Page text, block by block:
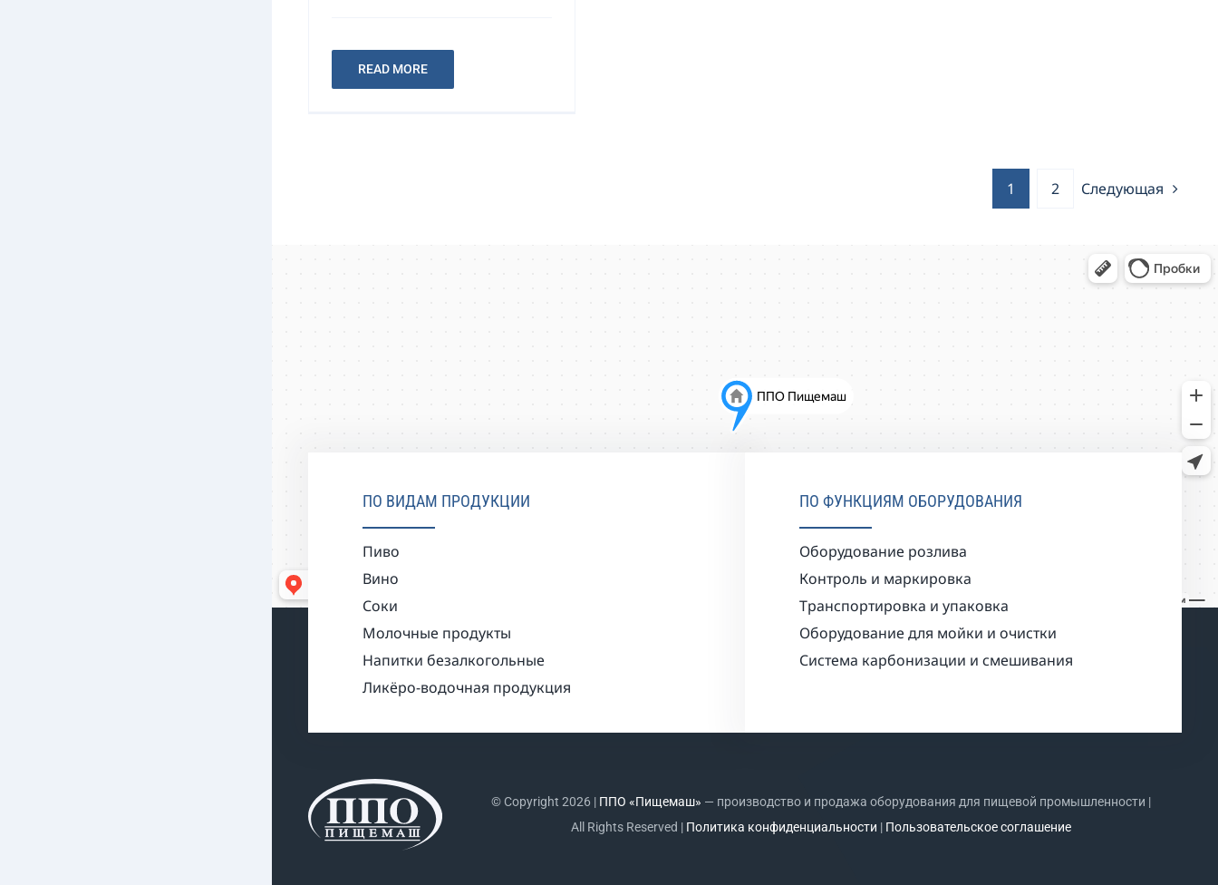
READ MORE
1 2 Следующая
ПО ВИДАМ ПРОДУКЦИИ
Пиво
Вино
Соки
Молочные продукты
Напитки безалкогольные
Ликёро-водочная продукция
ПО ФУНКЦИЯМ ОБОРУДОВАНИЯ
Оборудование розлива
Контроль и маркировка
Транспортировка и упаковка
Оборудование для мойки и очистки
Система карбонизации и смешивания
© Copyright 2026 | ППО «Пищемаш» — производство и продажа оборудования для пищевой промышленности |
All Rights Reserved | Политика конфиденциальности | Пользовательское соглашение